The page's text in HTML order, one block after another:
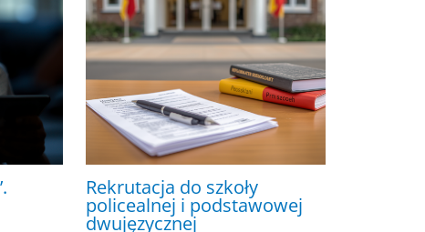
Rekrutacja do szkoły
policealnej i podstawowej
dwujęzycznej